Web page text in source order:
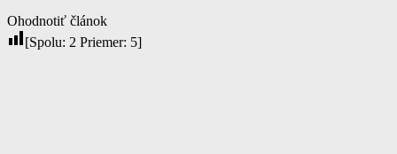
Ohodnotiť článok
[Spolu: 2 Priemer: 5]